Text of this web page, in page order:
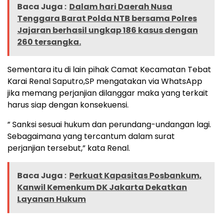
Baca Juga : Dalam hari Daerah Nusa
Tenggara Barat Polda NTB bersama Polres
Jajaran berhasil ungkap 186 kasus dengan
260 tersangka.
Sementara itu di lain pihak Camat Kecamatan Tebat
Karai Renal Saputro,SP mengatakan via WhatsApp
jika memang perjanjian dilanggar maka yang terkait
harus siap dengan konsekuensi.
” Sanksi sesuai hukum dan perundang-undangan lagi.
Sebagaimana yang tercantum dalam surat
perjanjian tersebut,” kata Renal.
Baca Juga : Perkuat Kapasitas Posbankum,
Kanwil Kemenkum DK Jakarta Dekatkan
Layanan Hukum